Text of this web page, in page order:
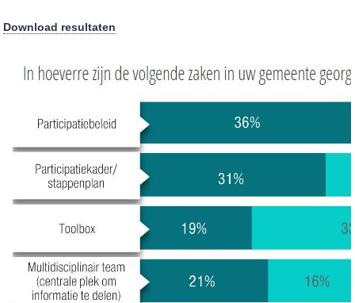
Download resultaten